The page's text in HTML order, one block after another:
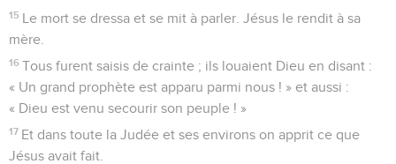
15 Le mort se dressa et se mit à parler. Jésus le rendit à sa
mère.
16 Tous furent saisis de crainte ; ils louaient Dieu en disant :
« Un grand prophète est apparu parmi nous ! » et aussi :
« Dieu est venu secourir son peuple ! »
17 Et dans toute la Judée et ses environs on apprit ce que
Jésus avait fait.